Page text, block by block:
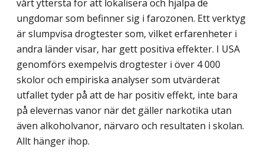
vårt yttersta för att lokalisera och hjälpa de
ungdomar som befinner sig i farozonen. Ett verktyg
är slumpvisa drogtester som, vilket erfarenheter i
andra länder visar, har gett positiva effekter. I USA
genomförs exempelvis drogtester i över 4 000
skolor och empiriska analyser som utvärderat
utfallet tyder på att de har positiv effekt, inte bara
på elevernas vanor när det gäller narkotika utan
även alkoholvanor, närvaro och resultaten i skolan.
Allt hänger ihop.